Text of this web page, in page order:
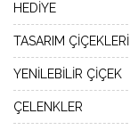
HEDİYE
TASARIM ÇİÇEKLERİ
YENİLEBİLİR ÇİÇEK
ÇELENKLER